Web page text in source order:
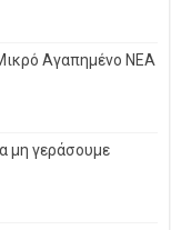
Αγαπημένο NEΑ
μη γεράσουμε